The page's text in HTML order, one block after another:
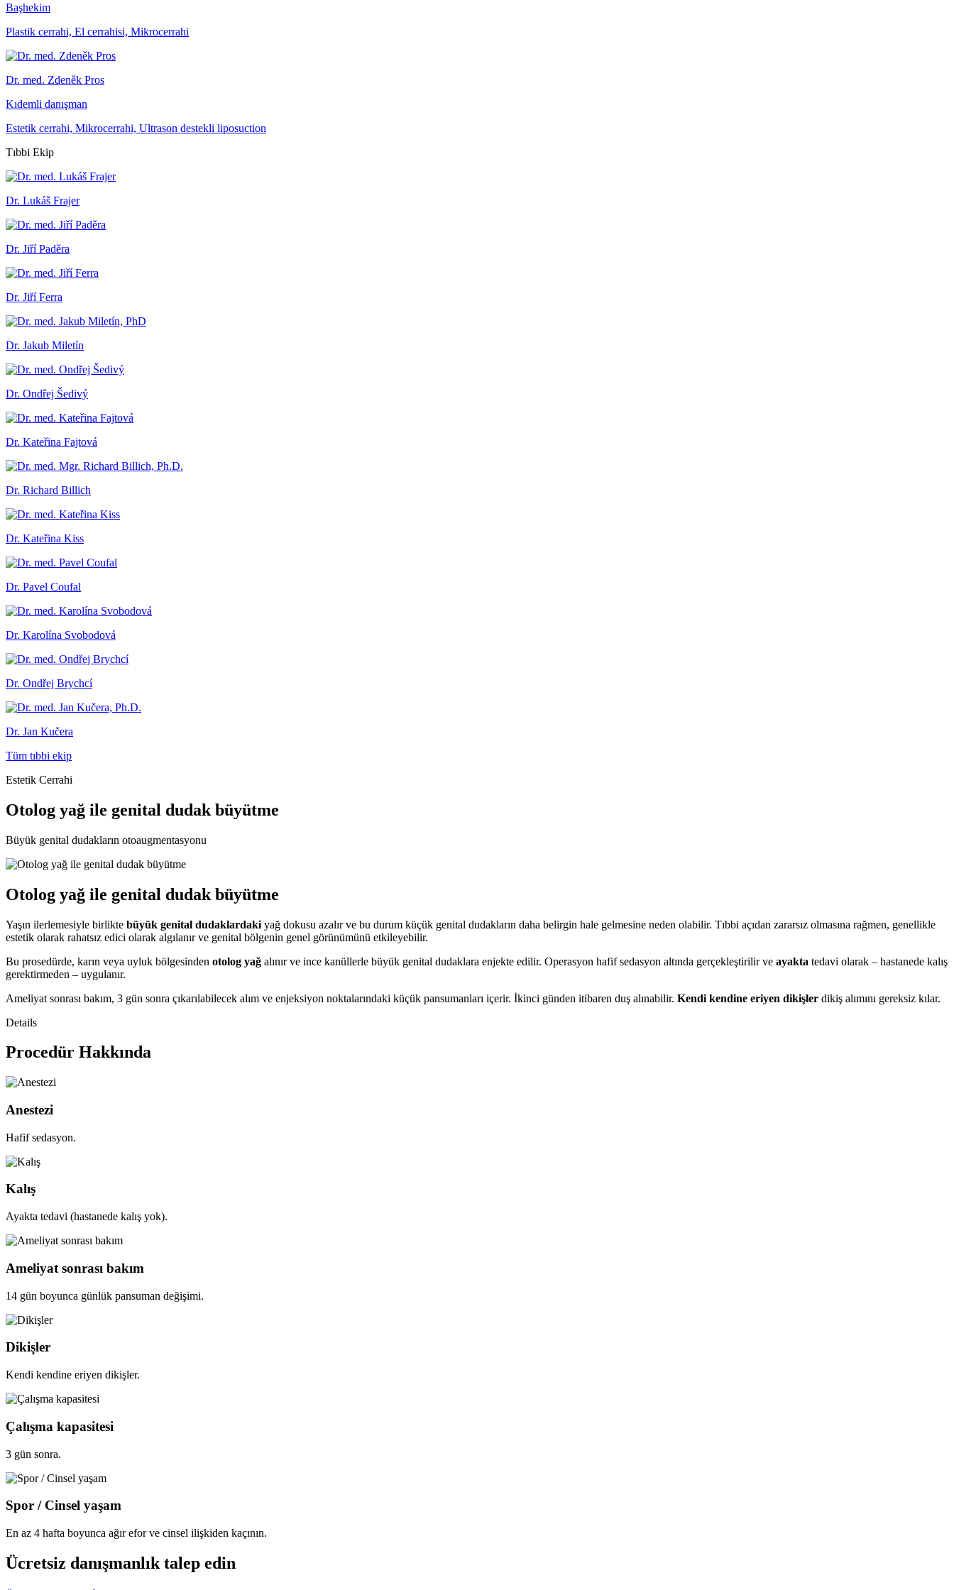
Başhekim
Plastik cerrahi, El cerrahisi, Mikrocerrahi
Dr. med. Zdeněk Pros
Kıdemli danışman
Estetik cerrahi, Mikrocerrahi, Ultrason destekli liposuction
Tıbbi Ekip
Dr. Lukáš Frajer
Dr. Jiří Paděra
Dr. Jiří Ferra
Dr. Jakub Miletín
Dr. Ondřej Šedivý
Dr. Kateřina Fajtová
Dr. Richard Billich
Dr. Kateřina Kiss
Dr. Pavel Coufal
Dr. Karolína Svobodová
Dr. Ondřej Brychcí
Dr. Jan Kučera
Tüm tıbbi ekip
Estetik Cerrahi
Otolog yağ ile genital dudak büyütme
Büyük genital dudakların otoaugmentasyonu
Otolog yağ ile genital dudak büyütme
Yaşın ilerlemesiyle birlikte büyük genital dudaklardaki yağ dokusu azalır ve bu durum küçük genital dudakların daha belirgin hale gelmesine neden olabilir. Tıbbi açıdan zararsız olmasına rağmen, genellikle
estetik olarak rahatsız edici olarak algılanır ve genital bölgenin genel görünümünü etkileyebilir.
Bu prosedürde, karın veya uyluk bölgesinden otolog yağ alınır ve ince kanüllerle büyük genital dudaklara enjekte edilir. Operasyon hafif sedasyon altında gerçekleştirilir ve ayakta tedavi olarak – hastanede kalış
gerektirmeden – uygulanır.
Ameliyat sonrası bakım, 3 gün sonra çıkarılabilecek alım ve enjeksiyon noktalarındaki küçük pansumanları içerir. İkinci günden itibaren duş alınabilir. Kendi kendine eriyen dikişler dikiş alımını gereksiz kılar.
Details
Procedür Hakkında
Anestezi
Hafif sedasyon.
Kalış
Ayakta tedavi (hastanede kalış yok).
Ameliyat sonrası bakım
14 gün boyunca günlük pansuman değişimi.
Dikişler
Kendi kendine eriyen dikişler.
Çalışma kapasitesi
3 gün sonra.
Spor / Cinsel yaşam
En az 4 hafta boyunca ağır efor ve cinsel ilişkiden kaçının.
Ücretsiz danışmanlık talep edin